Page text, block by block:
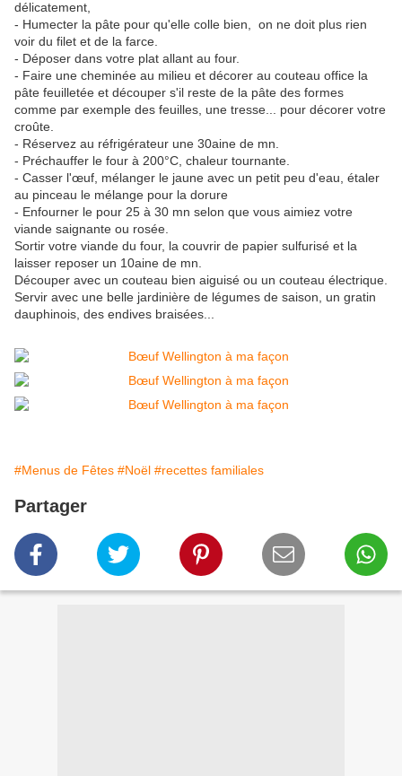
délicatement,
- Humecter la pâte pour qu'elle colle bien, on ne doit plus rien
voir du filet et de la farce.
- Déposer dans votre plat allant au four.
- Faire une cheminée au milieu et décorer au couteau office la
pâte feuilletée et découper s'il reste de la pâte des formes
comme par exemple des feuilles, une tresse... pour décorer votre
croûte.
- Réservez au réfrigérateur une 30aine de mn.
- Préchauffer le four à 200°C, chaleur tournante.
- Casser l'œuf, mélanger le jaune avec un petit peu d'eau, étaler
au pinceau le mélange pour la dorure
- Enfourner le pour 25 à 30 mn selon que vous aimiez votre
viande saignante ou rosée.
Sortir votre viande du four, la couvrir de papier sulfurisé et la
laisser reposer un 10aine de mn.
Découper avec un couteau bien aiguisé ou un couteau électrique.
Servir avec une belle jardinière de légumes de saison, un gratin
dauphinois, des endives braisées...
#Menus de Fêtes #Noël #recettes familiales
Partager